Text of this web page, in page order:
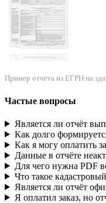
Пример отчёта из ЕГРН на
Частые вопросы
Является ли отчёт
Как долго
Как я могу оплатить
Данные в отчёте
Для чего нужна PDF
Что такое
Является ли отчёт
Я оплатил заказ, но